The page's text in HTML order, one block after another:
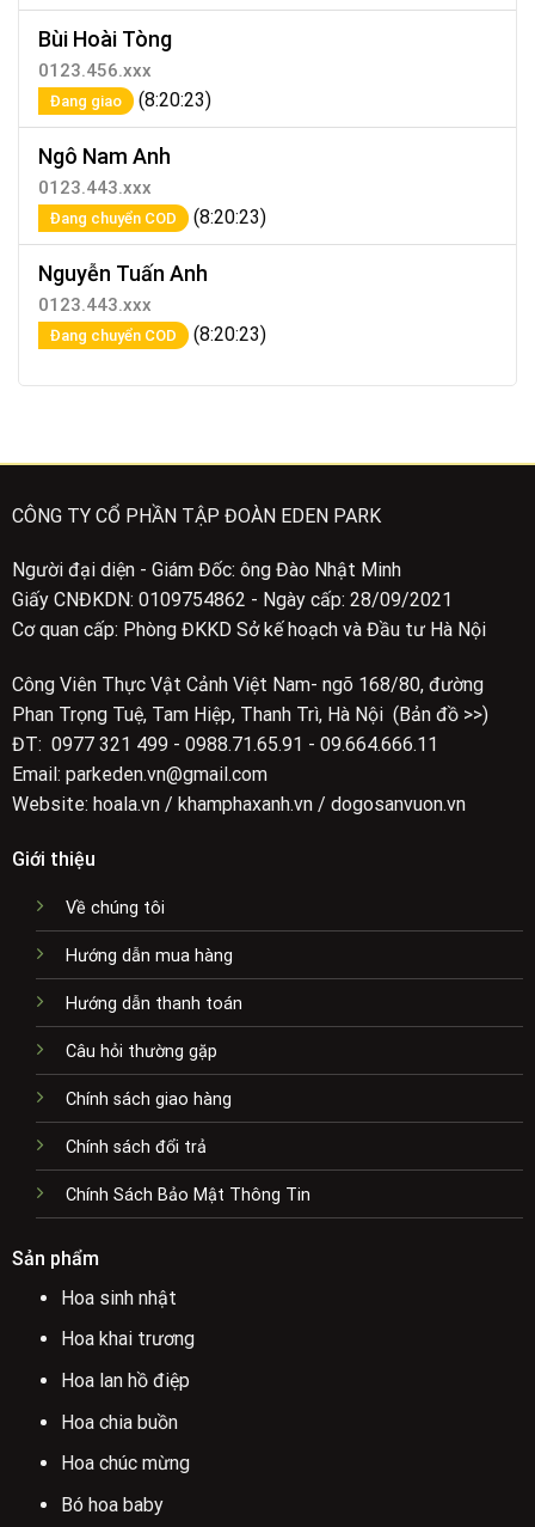
Bùi Hoài Tòng
0123.456.xxx
Đang giao (8:20:23)
Ngô Nam Anh
0123.443.xxx
Đang chuyển COD (8:20:23)
Nguyễn Tuấn Anh
0123.443.xxx
Đang chuyển COD (8:20:23)
CÔNG TY CỔ PHẦN TẬP ĐOÀN EDEN PARK
Người đại diện - Giám Đốc: ông Đào Nhật Minh
Giấy CNĐKDN: 0109754862 - Ngày cấp: 28/09/2021
Cơ quan cấp: Phòng ĐKKD Sở kế hoạch và Đầu tư Hà Nội
Công Viên Thực Vật Cảnh Việt Nam- ngõ 168/80, đường
Phan Trọng Tuệ, Tam Hiệp, Thanh Trì, Hà Nội (Bản đồ >>)
ĐT: 0977 321 499 - 0988.71.65.91 - 09.664.666.11
Email: parkeden.vn@gmail.com
Website: hoala.vn / khamphaxanh.vn / dogosanvuon.vn
Giới thiệu
Về chúng tôi
Hướng dẫn mua hàng
Hướng dẫn thanh toán
Câu hỏi thường gặp
Chính sách giao hàng
Chính sách đổi trả
Chính Sách Bảo Mật Thông Tin
Sản phẩm
Hoa sinh nhật
Hoa khai trương
Hoa lan hồ điệp
Hoa chia buồn
Hoa chúc mừng
Bó hoa baby